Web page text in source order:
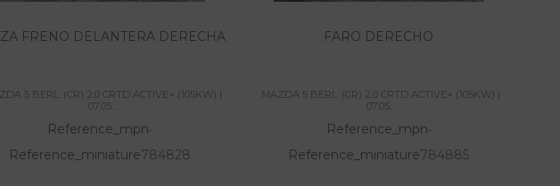
FRENO DELANTERA DERECHA
5 BERL. (CR) 2.0 CRTD ACTIVE+ (105KW) |
07.05...
Reference_mpn-
Reference_miniature784828
FARO DERECHO
MAZDA 5 BERL. (CR) 2.0 CRTD ACTIVE+ (105KW) |
07.05...
Reference_mpn-
Reference_miniature784885